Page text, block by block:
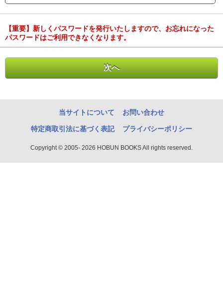
【重要】新しくパスワードを発行いたしますので、お忘れになった
パスワードはご利用できなくなります。
当サイトについて お問い合わせ
特定商取引法に基づく表記 プライバシーポリシー
Copyright © 2005- 2026 HOBUN BOOKS All rights reserved.